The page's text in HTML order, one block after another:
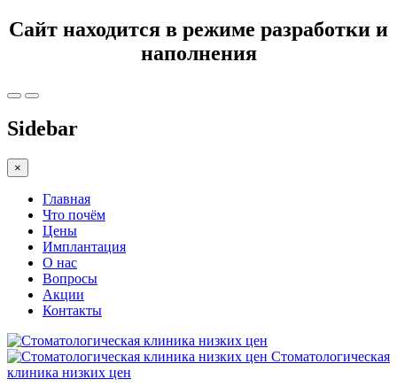
Сайт находится в режиме разработки и
наполнения
Sidebar
×
Главная
Что почём
Цены
Имплантация
О нас
Вопросы
Акции
Контакты
Стоматологическая
клиника низких цен